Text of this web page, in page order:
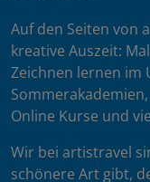
Auf den Seiten von
kreative Auszeit:
Zeichnen lernen im
Online Kurse und
Wir bei artistravel
schönere Art gibt,